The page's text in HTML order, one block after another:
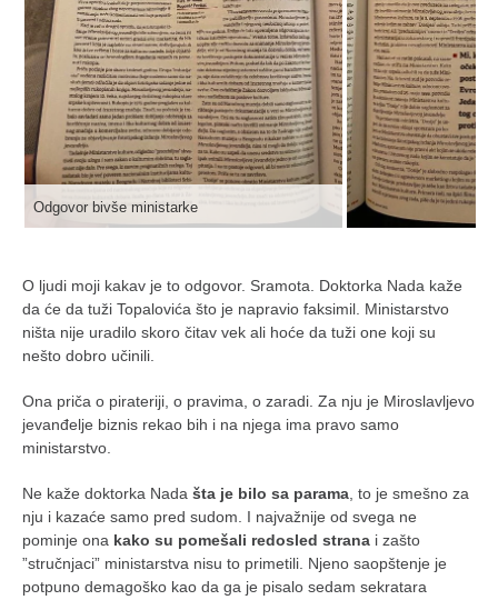
Odgovor bivše ministarke
O ljudi moji kakav je to odgovor. Sramota. Doktorka Nada kaže
da će da tuži Topalovića što je napravio faksimil. Ministarstvo
ništa nije uradilo skoro čitav vek ali hoće da tuži one koji su
nešto dobro učinili.
Ona priča o pirateriji, o pravima, o zaradi. Za nju je Miroslavljevo
jevanđelje biznis rekao bih i na njega ima pravo samo
ministarstvo.
Ne kaže doktorka Nada šta je bilo sa parama , to je smešno za
nju i kazaće samo pred sudom. I najvažnije od svega ne
pominje ona kako su pomešali redosled strana i zašto
”stručnjaci” ministarstva nisu to primetili. Njeno saopštenje je
potpuno demagoško kao da ga je pisalo sedam sekratara